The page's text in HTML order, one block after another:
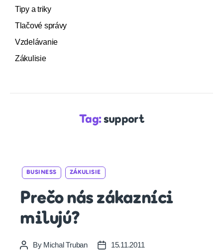
Tipy a triky
Tlačové správy
Vzdelávanie
Zákulisie
Tag: support
BUSINESS ZÁKULISIE
Prečo nás zákazníci
milujú?
PostBy Michal Truban
Post15.11.2011